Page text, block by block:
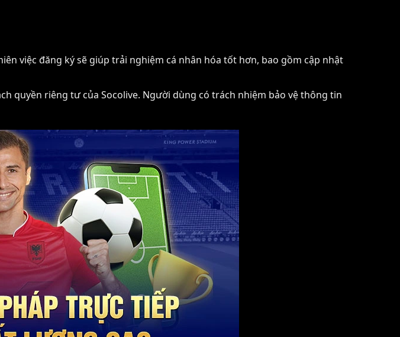
việc đăng ký sẽ giúp trải nghiệm cá nhân hóa tốt hơn, bao gồm cập nhật
quyền riêng tư của Socolive. Người dùng có trách nhiệm bảo vệ thông tin